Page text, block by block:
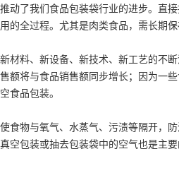
动了我们食品包装袋行业的进步。直
的全过程。尤其是肉类食品，需长期
材料、新设备、新技术、新工艺的不
额将与食品销售额同步增长；因为一
食品包装。
食物与氧气、水蒸气、污渍等隔开，
空包装或抽去包装袋中的空气也是主